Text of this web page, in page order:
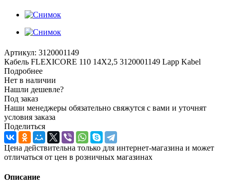
Артикул: 3120001149
Кабель FLEXICORE 110 14X2,5 3120001149 Lapp Kabel
Подробнее
Нет в наличии
Нашли дешевле?
Под заказ
Наши менеджеры обязательно свяжутся с вами и уточнят
условия заказа
Поделиться
Цена действительна только для интернет-магазина и может
отличаться от цен в розничных магазинах
Описание